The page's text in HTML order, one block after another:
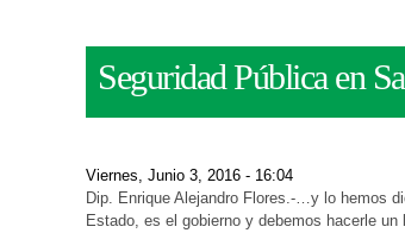
Seguridad Pública en
Viernes, Junio 3, 2016 - 16:04
Dip. Enrique Alejandro Flores.-…y lo hemos
Estado, es el gobierno y debemos hacerle